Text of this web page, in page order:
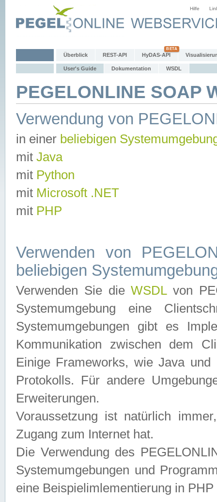
Hilfe
Überblick REST-API HyDAS-API
User's Guide Dokumentation WSDL
PEGELONLINE SOAP
Verwendung von
in einer beliebigen
mit Java
mit Python
mit Microsoft .NET
mit PHP
Verwenden von
beliebigen
Verwenden Sie dieWSDLvon
Systemumgebung eine
Systemumgebungen gibt es
Kommunikation zwischen dem
Einige Frameworks, wie Java
Protokolls. Für andere
Erweiterungen.
Voraussetzung ist natürlich
Zugang zum Internet hat.
Die Verwendung des
Systemumgebungen und
eine Beispielimlementierung in